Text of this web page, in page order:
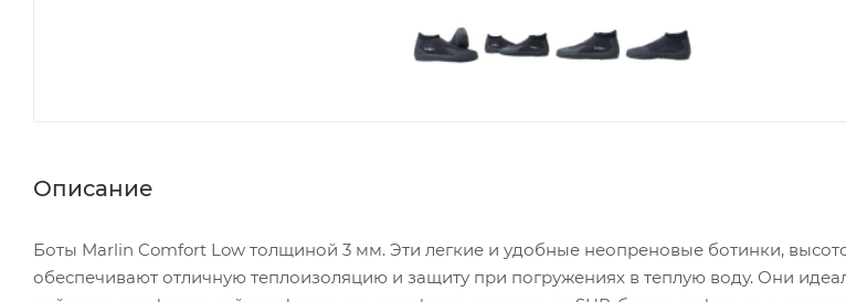
Описание
Боты Marlin Comfort Low толщиной 3 мм. Эти легкие и удобные неопреновые ботинки,
обеспечивают отличную теплоизоляцию и защиту при погружениях в теплую воду. Они